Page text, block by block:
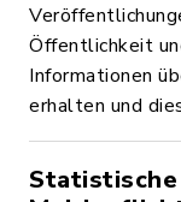
Öffentlichkeit
Informationen
erhalten und
Statistische